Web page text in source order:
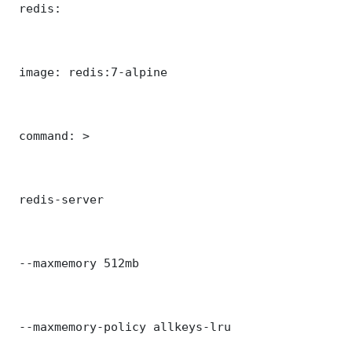
redis:
image: redis:7-alpine
command: >
redis-server
--maxmemory 512mb
--maxmemory-policy allkeys-lru